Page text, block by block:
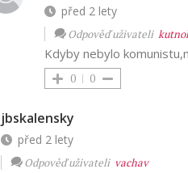
před 2 lety
Odpověď uživateli
Kdyby nebylo
0 0
jbskalensky
před 2 lety
Odpověď uživateli vachav